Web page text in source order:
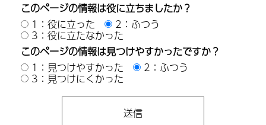
このページの情報は役に立ちましたか？
1：役に立った
2：ふつう
3：役に立たなかった
このページの情報は見つけやすかったですか？
1：見つけやすかった
2：ふつう
3：見つけにくかった